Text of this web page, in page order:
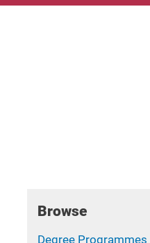
Browse
Degree Programmes